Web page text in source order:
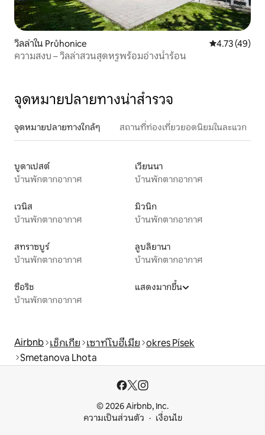
วิลล่าใน Průhonice คะแนนเฉลี่ย
4.73 (49)
ความสงบ – วิลล่าสวนสุดหรูพร้อมอ่างน้ำร้อน
จุดหมายปลายทางน่าสำรวจ
จุดหมายปลายทางใกล้ๆ สถานที่ท่องเที่ยวยอดนิยมในละแวก
บูดาเปสต์
บ้านพักตากอากาศ
เวียนนา
บ้านพักตากอากาศ
เวนิส
บ้านพักตากอากาศ
มิวนิก
บ้านพักตากอากาศ
สทราซบูร์
บ้านพักตากอากาศ
ลูบลิยานา
บ้านพักตากอากาศ
ซือริช
บ้านพักตากอากาศ
แสดงมากขึ้น
Airbnb เช็กเกีย เซาท์โบฮีเมีย okres Písek
Smetanova Lhota
© 2026 Airbnb, Inc.
ความเป็นส่วนตัว
เงื่อนไข